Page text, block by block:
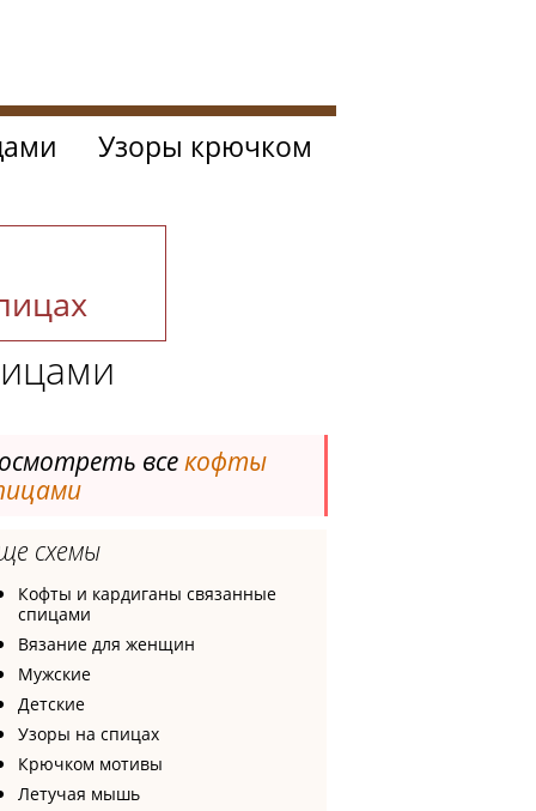
всекофты
схемы
Кофты и кардиганы связанные
спицами
Вязание для женщин
Мужские
Детские
Узоры на спицах
Крючком мотивы
Летучая мышь
Узоры крючком